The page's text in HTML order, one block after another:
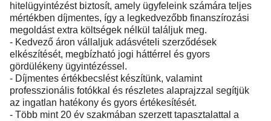
hitelügyintézést biztosít, amely ügyfeleink számára teljes
mértékben díjmentes, így a legkedvezőbb finanszírozási
megoldást extra költségek nélkül találjuk meg.
- Kedvező áron vállaljuk adásvételi szerződések
elkészítését, megbízható jogi háttérrel és gyors
gördülékeny ügyintézéssel.
- Díjmentes értékbecslést készítünk, valamint
professzionális fotókkal és részletes alaprajzzal segítjük
az ingatlan hatékony és gyors értékesítését.
- Több mint 20 év szakmában szerzett tapasztalattal a